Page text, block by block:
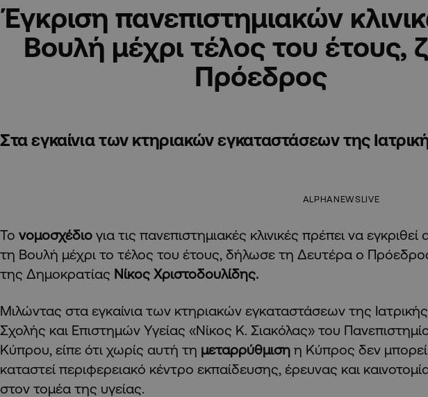
Έγκριση πανεπιστημιακών
Βουλή μέχρι τέλος του έτους,
Πρόεδρος
Στα εγκαίνια των κτηριακών εγκαταστάσεων της
ALPHANEWSLIVE
Το νομοσχέδιο για τις πανεπιστημιακές κλινικές πρέπει να εγκριθεί
τη Βουλή μέχρι το τέλος του έτους, δήλωσε τη Δευτέρα ο
της Δημοκρατίας Νίκος Χριστοδουλίδης.
Μιλώντας στα εγκαίνια των κτηριακών εγκαταστάσεων της Ιατρικής
Σχολής και Επιστημών Υγείας «Νίκος Κ. Σιακόλας» του
Κύπρου, είπε ότι χωρίς αυτή τη μεταρρύθμιση η Κύπρος δεν
καταστεί περιφερειακό κέντρο εκπαίδευσης, έρευνας και
στον τομέα της υγείας.